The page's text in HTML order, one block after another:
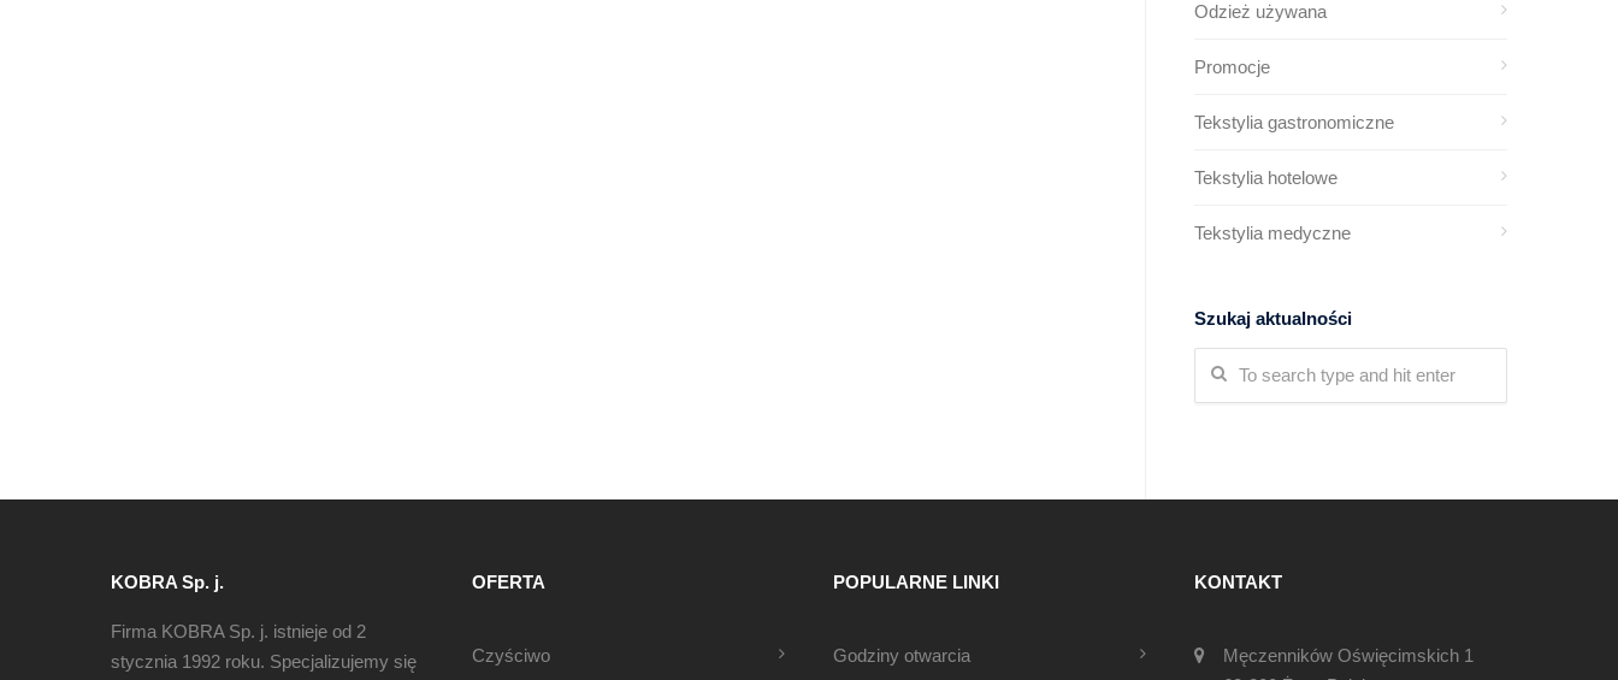
Odzież używana
Promocje
Tekstylia gastronomiczne
Tekstylia hotelowe
Tekstylia medyczne
Szukaj aktualności
KOBRA Sp. j.
Firma KOBRA Sp. j. istnieje od 2
stycznia 1992 roku. Specjalizujemy się
OFERTA
Czyściwo
POPULARNE LINKI
Godziny otwarcia
KONTAKT
Męczenników Oświęcimskich 1